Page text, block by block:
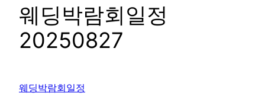
웨딩박람회일정
20250827
웨딩박람회일정